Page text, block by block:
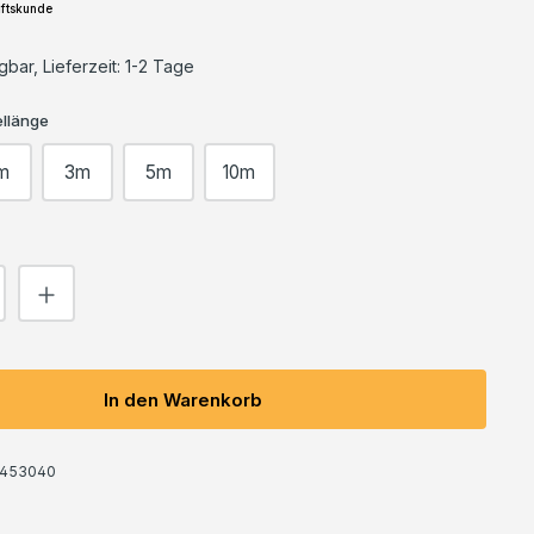
Lieferzeit: 1-2 Tage
3m 5m 10m
Gib den gewünschten Wert
In den Warenkorb
453040